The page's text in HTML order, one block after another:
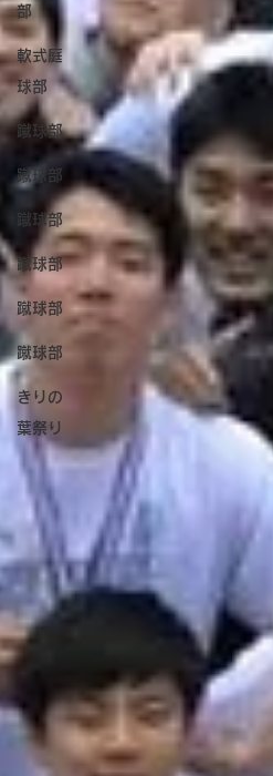
部
軟式庭
球部
蹴球部
蹴球部
蹴球部
蹴球部
蹴球部
蹴球部
きりの
葉祭り